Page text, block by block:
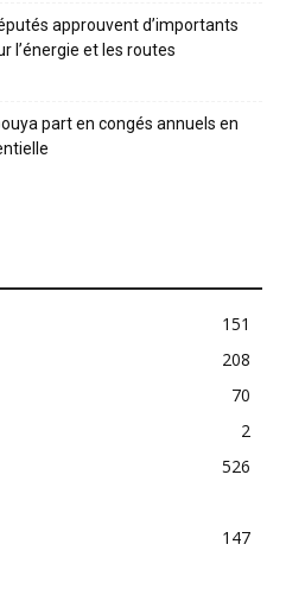
approuvent d’importants
l’énergie et les routes
part en congés annuels en
151
208
70
2
526
147